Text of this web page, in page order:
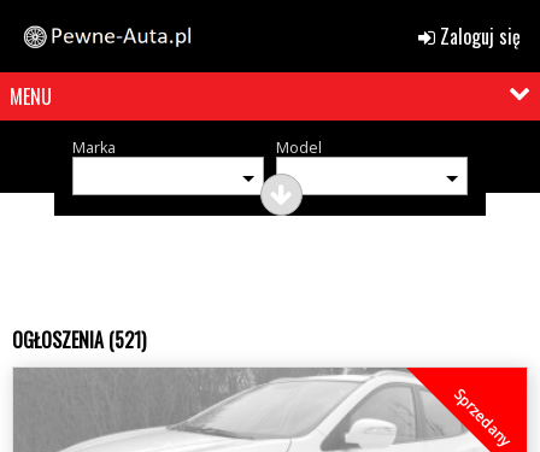
Zaloguj się
MENU
Marka Model
OGŁOSZENIA (521)
Sprzedany